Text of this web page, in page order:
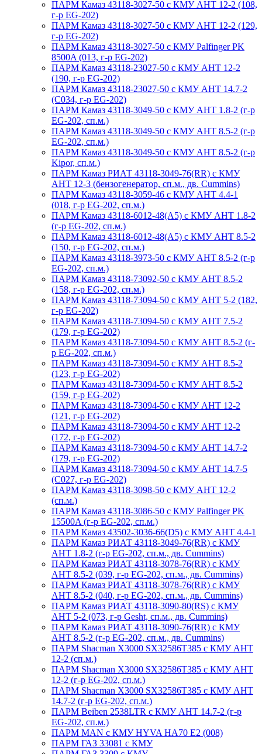
ПАРМ Камаз 43118-3027-50 с КМУ АНТ 12-2 (108,
г-р EG-202)
ПАРМ Камаз 43118-3027-50 с КМУ АНТ 12-2 (129,
г-р EG-202)
ПАРМ Камаз 43118-3027-50 с КМУ Palfinger PK
8500A (013, г-р EG-202)
ПАРМ Камаз 43118-23027-50 с КМУ АНТ 12-2
(190, г-р EG-202)
ПАРМ Камаз 43118-23027-50 с КМУ АНТ 14.7-2
(С034, г-р EG-202)
ПАРМ Камаз 43118-3049-50 с КМУ АНТ 1.8-2 (г-р
EG-202, сп.м.)
ПАРМ Камаз 43118-3049-50 с КМУ АНТ 8.5-2 (г-р
EG-202, сп.м.)
ПАРМ Камаз 43118-3049-50 с КМУ АНТ 8.5-2 (г-р
Kipor, сп.м.)
ПАРМ Камаз РИАТ 43118-3049-76(RR) с КМУ
АНТ 12-3 (бензогенератор, сп.м., дв. Cummins)
ПАРМ Камаз 43118-3059-46 с КМУ АНТ 4.4-1
(018, г-р EG-202, сп.м.)
ПАРМ Камаз 43118-6012-48(А5) с КМУ АНТ 1.8-2
(г-р EG-202, сп.м.)
ПАРМ Камаз 43118-6012-48(А5) с КМУ АНТ 8.5-2
(150, г-р EG-202, сп.м.)
ПАРМ Камаз 43118-3973-50 с КМУ АНТ 8.5-2 (г-р
EG-202, сп.м.)
ПАРМ Камаз 43118-73092-50 с КМУ АНТ 8.5-2
(158, г-р EG-202, сп.м.)
ПАРМ Камаз 43118-73094-50 с КМУ АНТ 5-2 (182,
г-р EG-202)
ПАРМ Камаз 43118-73094-50 с КМУ АНТ 7.5-2
(179, г-р EG-202)
ПАРМ Камаз 43118-73094-50 с КМУ АНТ 8.5-2 (г-
р EG-202, сп.м.)
ПАРМ Камаз 43118-73094-50 с КМУ АНТ 8.5-2
(123, г-р EG-202)
ПАРМ Камаз 43118-73094-50 с КМУ АНТ 8.5-2
(159, г-р EG-202)
ПАРМ Камаз 43118-73094-50 с КМУ АНТ 12-2
(121, г-р EG-202)
ПАРМ Камаз 43118-73094-50 с КМУ АНТ 12-2
(172, г-р EG-202)
ПАРМ Камаз 43118-73094-50 с КМУ АНТ 14.7-2
(179, г-р EG-202)
ПАРМ Камаз 43118-73094-50 с КМУ АНТ 14.7-5
(С027, г-р EG-202)
ПАРМ Камаз 43118-3098-50 с КМУ АНТ 12-2
(сп.м.)
ПАРМ Камаз 43118-3086-50 с КМУ Palfinger PK
15500A (г-р EG-202, сп.м.)
ПАРМ Камаз 43502-3036-66(D5) с КМУ АНТ 4.4-1
ПАРМ Камаз РИАТ 43118-3049-76(RR) с КМУ
АНТ 1.8-2 (г-р EG-202, сп.м., дв. Cummins)
ПАРМ Камаз РИАТ 43118-3078-76(RR) с КМУ
АНТ 8.5-2 (039, г-р EG-202, сп.м., дв. Cummins)
ПАРМ Камаз РИАТ 43118-3078-76(RR) с КМУ
АНТ 8.5-2 (040, г-р EG-202, сп.м., дв. Cummins)
ПАРМ Камаз РИАТ 43118-3090-80(RS) с КМУ
АНТ 5-2 (073, г-р Gesht, сп.м., дв. Cummins)
ПАРМ Камаз РИАТ 43118-3090-76(RR) с КМУ
АНТ 8.5-2 (г-р EG-202, сп.м., дв. Cummins)
ПАРМ Shacman X3000 SX32586T385 с КМУ АНТ
12-2 (сп.м.)
ПАРМ Shacman X3000 SX32586T385 с КМУ АНТ
12-2 (г-р EG-202, сп.м.)
ПАРМ Shacman X3000 SX32586T385 с КМУ АНТ
14.7-2 (г-р EG-202, сп.м.)
ПАРМ Beiben 2538LTR с КМУ АНТ 14.7-2 (г-р
EG-202, сп.м.)
ПАРМ MAN с КМУ HYVA HA70 E2 (008)
ПАРМ ГАЗ 33081 с КМУ